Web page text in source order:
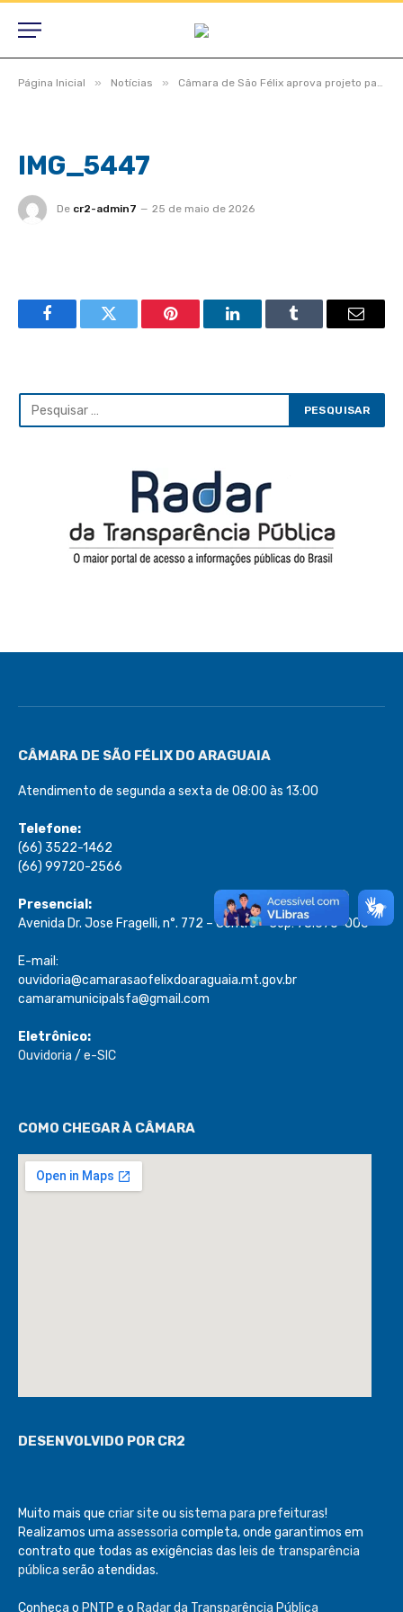
Página Inicial » Notícias » Câmara de São Félix aprova projeto para consórcio do aterro sanitário e vereadores destacam estradas, saúde e obras na zona rural
IMG_5447
De cr2-admin7 25 de maio de 2026
FacebookTwitter Pinterest LinkedInTumblr Email
CÂMARA DE SÃO FÉLIX DO ARAGUAIA
Atendimento de segunda a sexta de 08:00 às 13:00
Telefone:
(66) 3522-1462
(66) 99720-2566
Presencial:
Avenida Dr. Jose Fragelli, n°. 772 – Centro – Cep: 78.670-000
E-mail:
ouvidoria@camarasaofelixdoaraguaia.mt.gov.br
camaramunicipalsfa@gmail.com
Eletrônico:
Ouvidoria / e-SIC
COMO CHEGAR À CÂMARA
DESENVOLVIDO POR CR2
Muito mais que criar site ou sistema para prefeituras!
Realizamos uma assessoria completa, onde garantimos em
contrato que todas as exigências das leis de transparência
pública serão atendidas.
Conheça o PNTP e o Radar da Transparência Pública